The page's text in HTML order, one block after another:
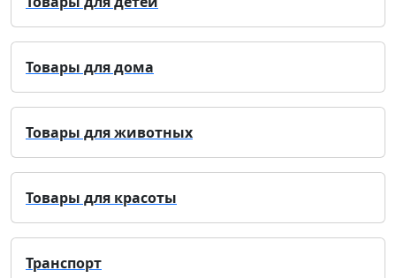
Товары для дома
Товары для животных
Товары для красоты
Транспорт